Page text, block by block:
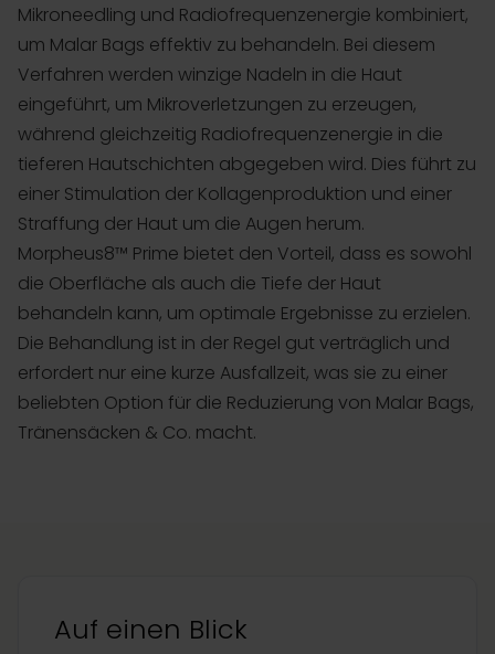
Mikroneedling und Radiofrequenzenergie kombiniert,
um Malar Bags effektiv zu behandeln. Bei diesem
Verfahren werden winzige Nadeln in die Haut
eingeführt, um Mikroverletzungen zu erzeugen,
während gleichzeitig Radiofrequenzenergie in die
tieferen Hautschichten abgegeben wird. Dies führt zu
einer Stimulation der Kollagenproduktion und einer
Straffung der Haut um die Augen herum.
Morpheus8™ Prime bietet den Vorteil, dass es sowohl
die Oberfläche als auch die Tiefe der Haut
behandeln kann, um optimale Ergebnisse zu erzielen.
Die Behandlung ist in der Regel gut verträglich und
erfordert nur eine kurze Ausfallzeit, was sie zu einer
beliebten Option für die Reduzierung von Malar Bags,
Tränensäcken & Co. macht.
Auf einen Blick